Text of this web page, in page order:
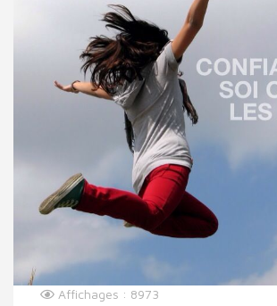
Affichages : 8973